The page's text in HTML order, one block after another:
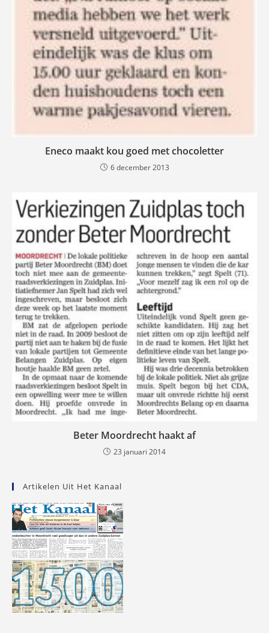
Eneco maakt kou goed met chocoletter
6 december 2013
Beter Moordrecht haakt af
23 januari 2014
Artikelen Uit Het Kanaal